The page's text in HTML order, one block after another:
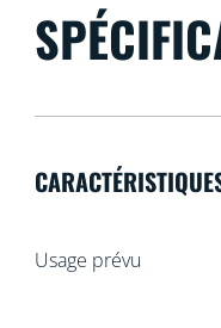
Usage prévu